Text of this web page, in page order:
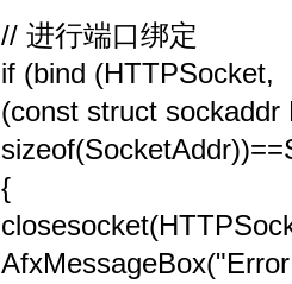
// 进行端口绑定
if (bind (HTTPSocket,
(const struct sockaddr
{